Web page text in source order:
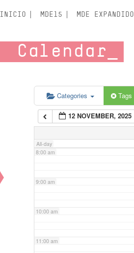
INICIO MDE15 MDE EXPANDIDO
Calendar
Categories Tags
12 NOVEMBER, 2025
All-day
5:00 am
6:00 am
7:00 am
8:00 am
9:00 am
10:00 am
11:00 am